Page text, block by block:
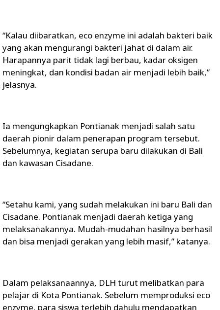
“Kalau diibaratkan, eco enzyme ini adalah bakteri baik
yang akan mengurangi bakteri jahat di dalam air.
Harapannya parit tidak lagi berbau, kadar oksigen
meningkat, dan kondisi badan air menjadi lebih baik,”
jelasnya.
Ia mengungkapkan Pontianak menjadi salah satu
daerah pionir dalam penerapan program tersebut.
Sebelumnya, kegiatan serupa baru dilakukan di Bali
dan kawasan Cisadane.
“Setahu kami, yang sudah melakukan ini baru Bali dan
Cisadane. Pontianak menjadi daerah ketiga yang
melaksanakannya. Mudah-mudahan hasilnya berhasil
dan bisa menjadi gerakan yang lebih masif,” katanya.
Dalam pelaksanaannya, DLH turut melibatkan para
pelajar di Kota Pontianak. Sebelum memproduksi eco
enzyme, para siswa terlebih dahulu mendapatkan